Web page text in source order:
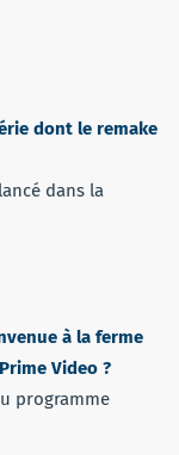
dont le remake
dans la
à la ferme
Video ?
programme